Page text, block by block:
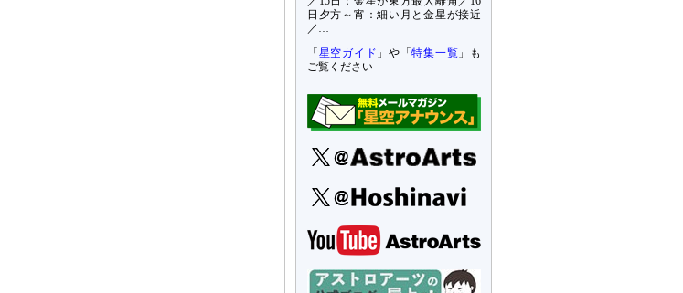
日夕方～宵：細い月と金星が接近
／…
「 星空ガイド 」や「特集一覧 」も
ご覧ください